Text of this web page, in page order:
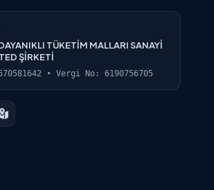
TÜKETİM MALLARI SANAYİ
ŞİRKETİ
• Vergi No: 6190756705